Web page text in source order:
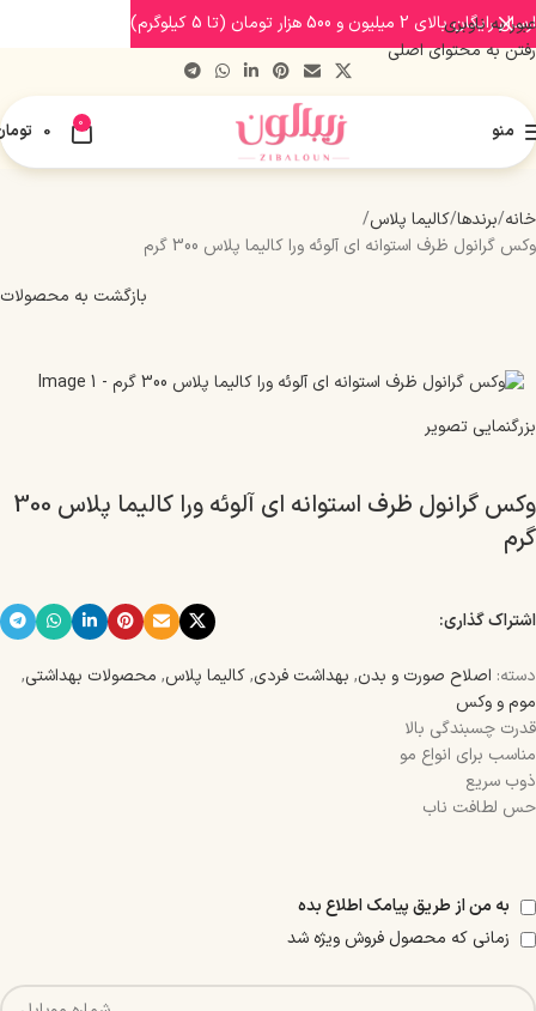
عبور به ناوبری
رفتن به محتوای اصلی
منو 0
0
خانه برندها کالیما پلاس
وکس گرانول ظرف استوانه ای آلوئه ورا کالیما پلاس 300 گرم
بازگشت به محصولات
بزرگنمایی تصویر
وکس گرانول ظرف استوانه ای آلوئه ورا کالیما پلاس 300
گرم
اشتراک گذاری:
دسته: اصلاح صورت و بدن, بهداشت فردی,کالیما پلاس, محصولات بهداشتی,
موم و وکس
قدرت چسبندگی بالا
مناسب برای انواع مو
ذوب سریع
حس لطافت ناب
به من از طریق پیامک اطلاع بده
زمانی که محصول فروش ویژه شد
ارسال رایگان بالای 2 میلیون و 500 هزار تومان (تا 5 کیلوگرم)